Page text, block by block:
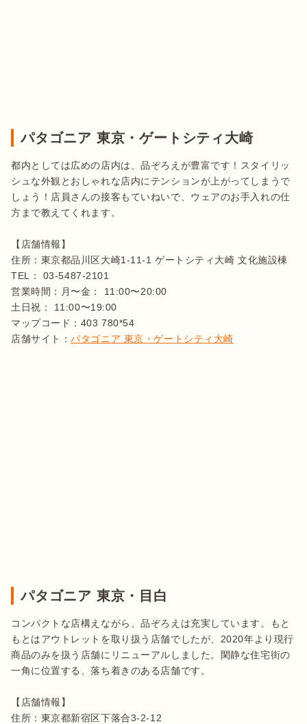
パタゴニア 東京・ゲートシティ大崎
都内としては広めの店内は、品ぞろえが豊富です！スタイリッ
シュな外観とおしゃれな店内にテンションが上がってしまうで
しょう！店員さんの接客もていねいで、ウェアのお手入れの仕
方まで教えてくれます。
【店舗情報】
住所：東京都品川区大崎1-11-1 ゲートシティ大崎 文化施設棟
TEL： 03-5487-2101
営業時間：月〜金： 11:00〜20:00
土日祝： 11:00〜19:00
マップコード：403 780*54
店舗サイト：パタゴニア 東京・ゲートシティ大崎
パタゴニア 東京・目白
コンパクトな店構えながら、品ぞろえは充実しています。もと
もとはアウトレットを取り扱う店舗でしたが、2020年より現行
商品のみを扱う店舗にリニューアルしました。閑静な住宅街の
一角に位置する、落ち着きのある店舗です。
【店舗情報】
住所：東京都新宿区下落合3-2-12